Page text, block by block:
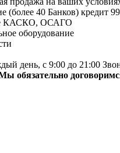
(более 40 Банков) кредит
КАСКО, ОСАГО
оборудование
день, с 9:00 до 21:00
обязательно